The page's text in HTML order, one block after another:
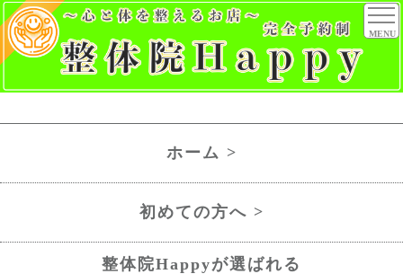
MENU
ホーム >
初めての方へ >
整体院Happyが選ばれる